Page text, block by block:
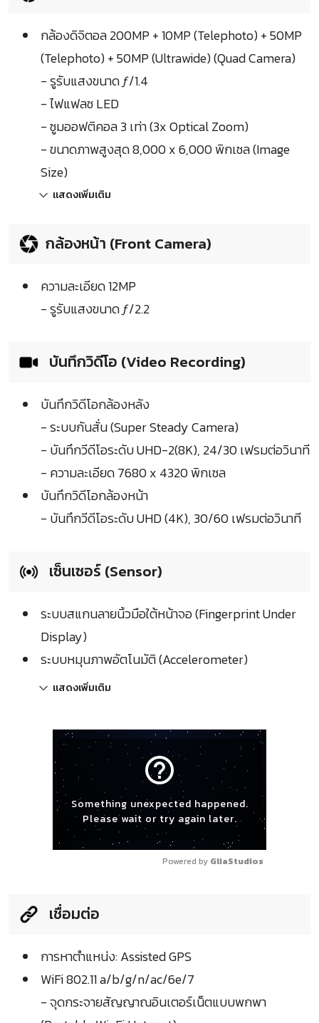
กล้องดิจิตอล 200MP + 10MP (Telephoto) + 50MP
(Telephoto) + 50MP (Ultrawide) (Quad Camera)
- รูรับแสงขนาด ƒ/1.4
- ไฟแฟลช LED
- ซูมออฟติคอล 3 เท่า (3x Optical Zoom)
- ขนาดภาพสูงสุด 8,000 x 6,000 พิกเซล (Image
Size)
แสดงเพิ่มเติม
กล้องหน้า (Front Camera)
ความละเอียด 12MP
- รูรับแสงขนาด ƒ/2.2
บันทึกวิดีโอ (Video Recording)
บันทึกวิดีโอกล้องหลัง
- ระบบกันสั่น (Super Steady Camera)
- บันทึกวีดีโอระดับ UHD-2(8K), 24/30 เฟรมต่อวินาที
- ความละเอียด 7680 x 4320 พิกเซล
บันทึกวิดีโอกล้องหน้า
- บันทึกวีดีโอระดับ UHD (4K), 30/60 เฟรมต่อวินาที
เซ็นเซอร์ (Sensor)
ระบบสแกนลายนิ้วมือใต้หน้าจอ (Fingerprint Under
Display)
ระบบหมุนภาพอัตโนมัติ (Accelerometer)
แสดงเพิ่มเติม
help_outline
Something unexpected happened.
Please wait or try again later.
Powered by GliaStudios
เชื่อมต่อ
การหาตำแหน่ง: Assisted GPS
WiFi 802.11 a/b/g/n/ac/6e/7
- จุดกระจายสัญญาณอินเตอร์เน็ตแบบพกพา